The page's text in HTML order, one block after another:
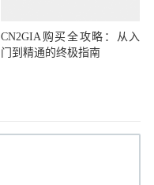
CN2GIA购买全攻略：从入
门到精通的终极指南